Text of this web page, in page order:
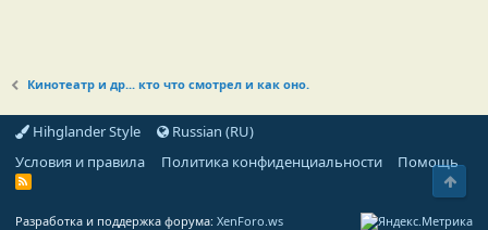
Кинотеатр и др... кто что смотрел и как оно.
Hihglander Style
Russian (RU)
Условия и правила
Политика конфиденциальности Помощь
R
Разработка и поддержка форума: XenForo.ws